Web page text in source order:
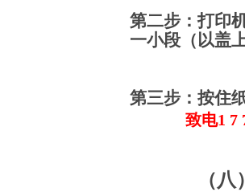
第二步：打印
一小段（以盖
第三步： 按住
致电1 7
（八